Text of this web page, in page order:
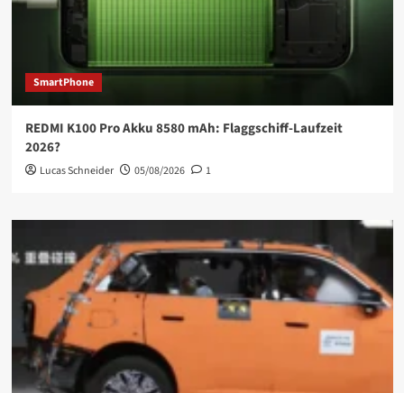
SmartPhone
REDMI K100 Pro Akku 8580 mAh: Flaggschiff-Laufzeit
2026?
Lucas Schneider 05/08/2026 1